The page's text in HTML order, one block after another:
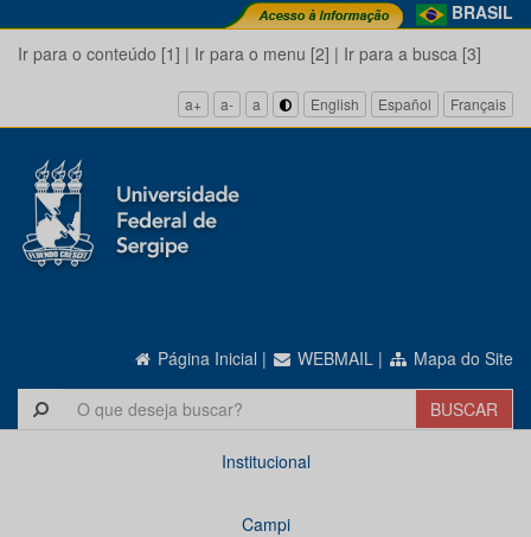
BRASIL
Ir para o conteúdo [1] | Ir para o menu [2] | Ir para a busca [3]
a+ a- a English Español Français
Página Inicial | WEBMAIL | Mapa do Site
Institucional
Campi